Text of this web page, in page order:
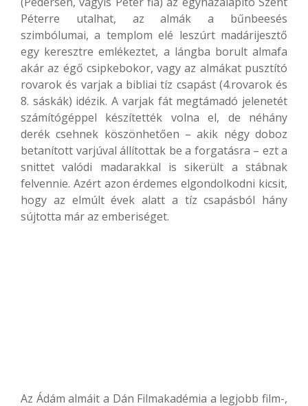
Péterre utalhat, az almák a bűnbeesés
szimbólumai, a templom elé leszúrt madárijesztő
egy keresztre emlékeztet, a lángba borult almafa
akár az égő csipkebokor, vagy az almákat pusztító
rovarok és varjak a bibliai tíz csapást (4.rovarok és
8. sáskák) idézik. A varjak fát megtámadó jelenetét
számítógéppel készítették volna el, de néhány
derék csehnek köszönhetően – akik négy doboz
betanított varjúval állítottak be a forgatásra – ezt a
snittet valódi madarakkal is sikerült a stábnak
felvennie. Azért azon érdemes elgondolkodni kicsit,
hogy az elmúlt évek alatt a tíz csapásból hány
sújtotta már az emberiséget.
Az Ádám almáit a Dán Filmakadémia a legjobb film-,